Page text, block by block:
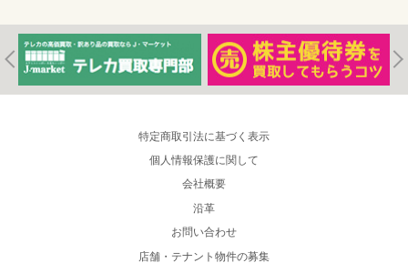
特定商取引法に基づく表示
個人情報保護に関して
会社概要
沿革
お問い合わせ
店舗・テナント物件の募集